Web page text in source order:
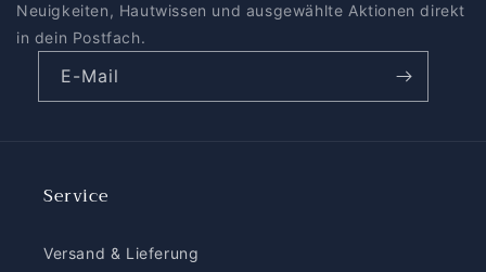
Neuigkeiten, Hautwissen und ausgewählte Aktionen direkt
in dein Postfach.
E-Mail
Service
Versand & Lieferung